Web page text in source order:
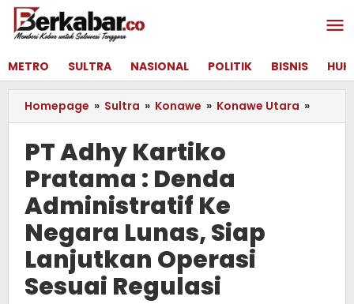
Lewati
konten
METRO
SULTRA NASIONAL POLITIK BISNIS
Homepage » Sultra » Konawe » Konawe Utara »
Adhy
PT Adhy Kartiko
Pratama : Denda
Administratif Ke
Negara Lunas, Siap
Lanjutkan Operasi
Sesuai Regulasi